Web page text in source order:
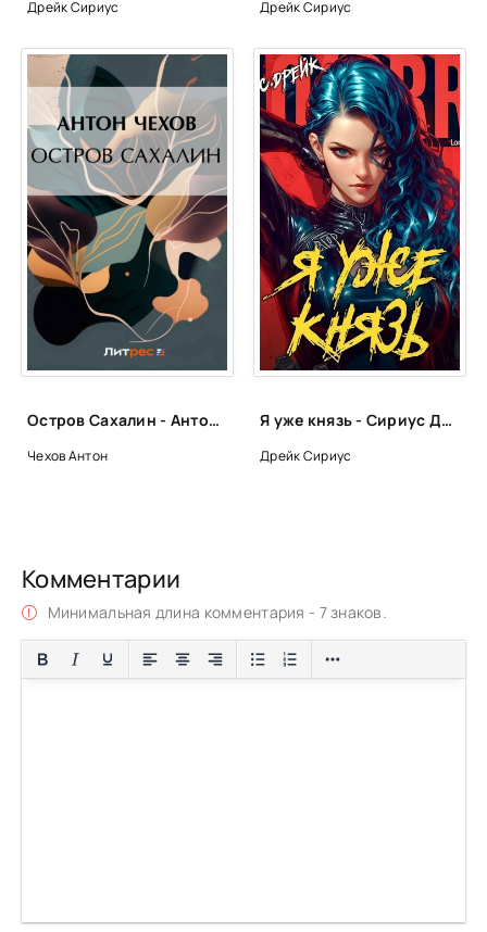
Дрейк Сириус Дрейк Сириус
Остров Сахалин - Антон Чехов
Чехов Антон
Я уже князь - Сириус Дрейк
Дрейк Сириус
Комментарии
Минимальная длина комментария - 7 знаков.